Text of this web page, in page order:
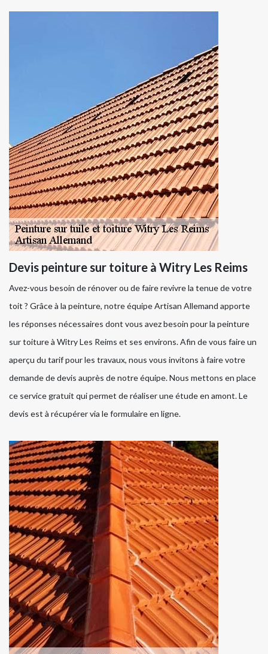
Devis peinture sur toiture à Witry Les Reims
Avez-vous besoin de rénover ou de faire revivre la tenue de votre
toit ? Grâce à la peinture, notre équipe Artisan Allemand apporte
les réponses nécessaires dont vous avez besoin pour la peinture
sur toiture à Witry Les Reims et ses environs. Afin de vous faire un
aperçu du tarif pour les travaux, nous vous invitons à faire votre
demande de devis auprès de notre équipe. Nous mettons en place
ce service gratuit qui permet de réaliser une étude en amont. Le
devis est à récupérer via le formulaire en ligne.